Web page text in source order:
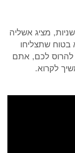
הסרטון המגניב הבא, שאורכו בסה"כ 20 שניות, מציג אשליה
שתצליחו
להרוס לכם, אתם
לקרוא.